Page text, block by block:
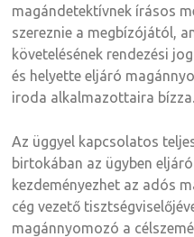
magándetektívnek írásos
szereznie a megbízójától,
követelésének rendezési
és helyette eljáró
iroda alkalmazottaira bízza.
Az üggyel kapcsolatos
birtokában az ügyben
kezdeményezhet az adós
cég vezető
magánnyomozó a